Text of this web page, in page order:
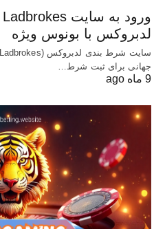
لدبروکس با بونوس ویژه
جهانی برای ثبت شرط…
9 ماه ago